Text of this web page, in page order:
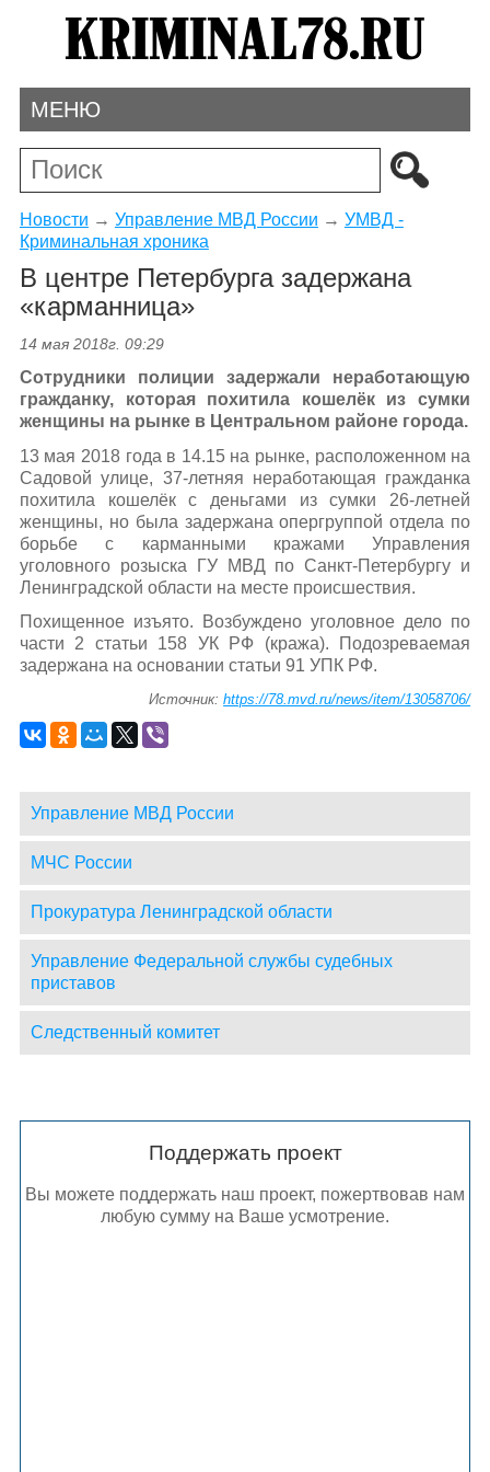
МЕНЮ
Новости → Управление МВД России → УМВД -
Криминальная хроника
В центре Петербурга задержана
«карманница»
14 мая 2018г. 09:29
Сотрудники полиции задержали неработающую
гражданку, которая похитила кошелёк из сумки
женщины на рынке в Центральном районе города.
13 мая 2018 года в 14.15 на рынке, расположенном на
Садовой улице, 37-летняя неработающая гражданка
похитила кошелёк с деньгами из сумки 26-летней
женщины, но была задержана опергруппой отдела по
борьбе с карманными кражами Управления
уголовного розыска ГУ МВД по Санкт-Петербургу и
Ленинградской области на месте происшествия.
Похищенное изъято. Возбуждено уголовное дело по
части 2 статьи 158 УК РФ (кража). Подозреваемая
задержана на основании статьи 91 УПК РФ.
Источник:https://78.mvd.ru/news/item/13058706/
Управление МВД России
МЧС России
Прокуратура Ленинградской области
Управление Федеральной службы судебных
приставов
Следственный комитет
Поддержать проект
Вы можете поддержать наш проект, пожертвовав нам
любую сумму на Ваше усмотрение.